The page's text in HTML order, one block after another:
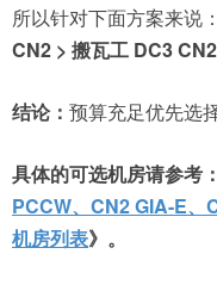
所以针对下面方案来说：
CN2 > 搬瓦工 DC3
结论： 预算充足优先选
具体的可选机房请参考
PCCW、CN2 GIA-E、
机房列表》。